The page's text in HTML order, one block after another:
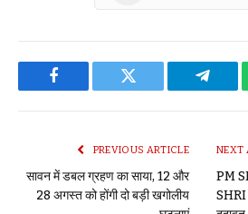
Facebook Twitter
PREVIOUS ARTICLE
सावन में डबल ग्रहण का साया, 12 और
28 अगस्त को होंगी दो बड़ी खगोलीय
NEXT
PM